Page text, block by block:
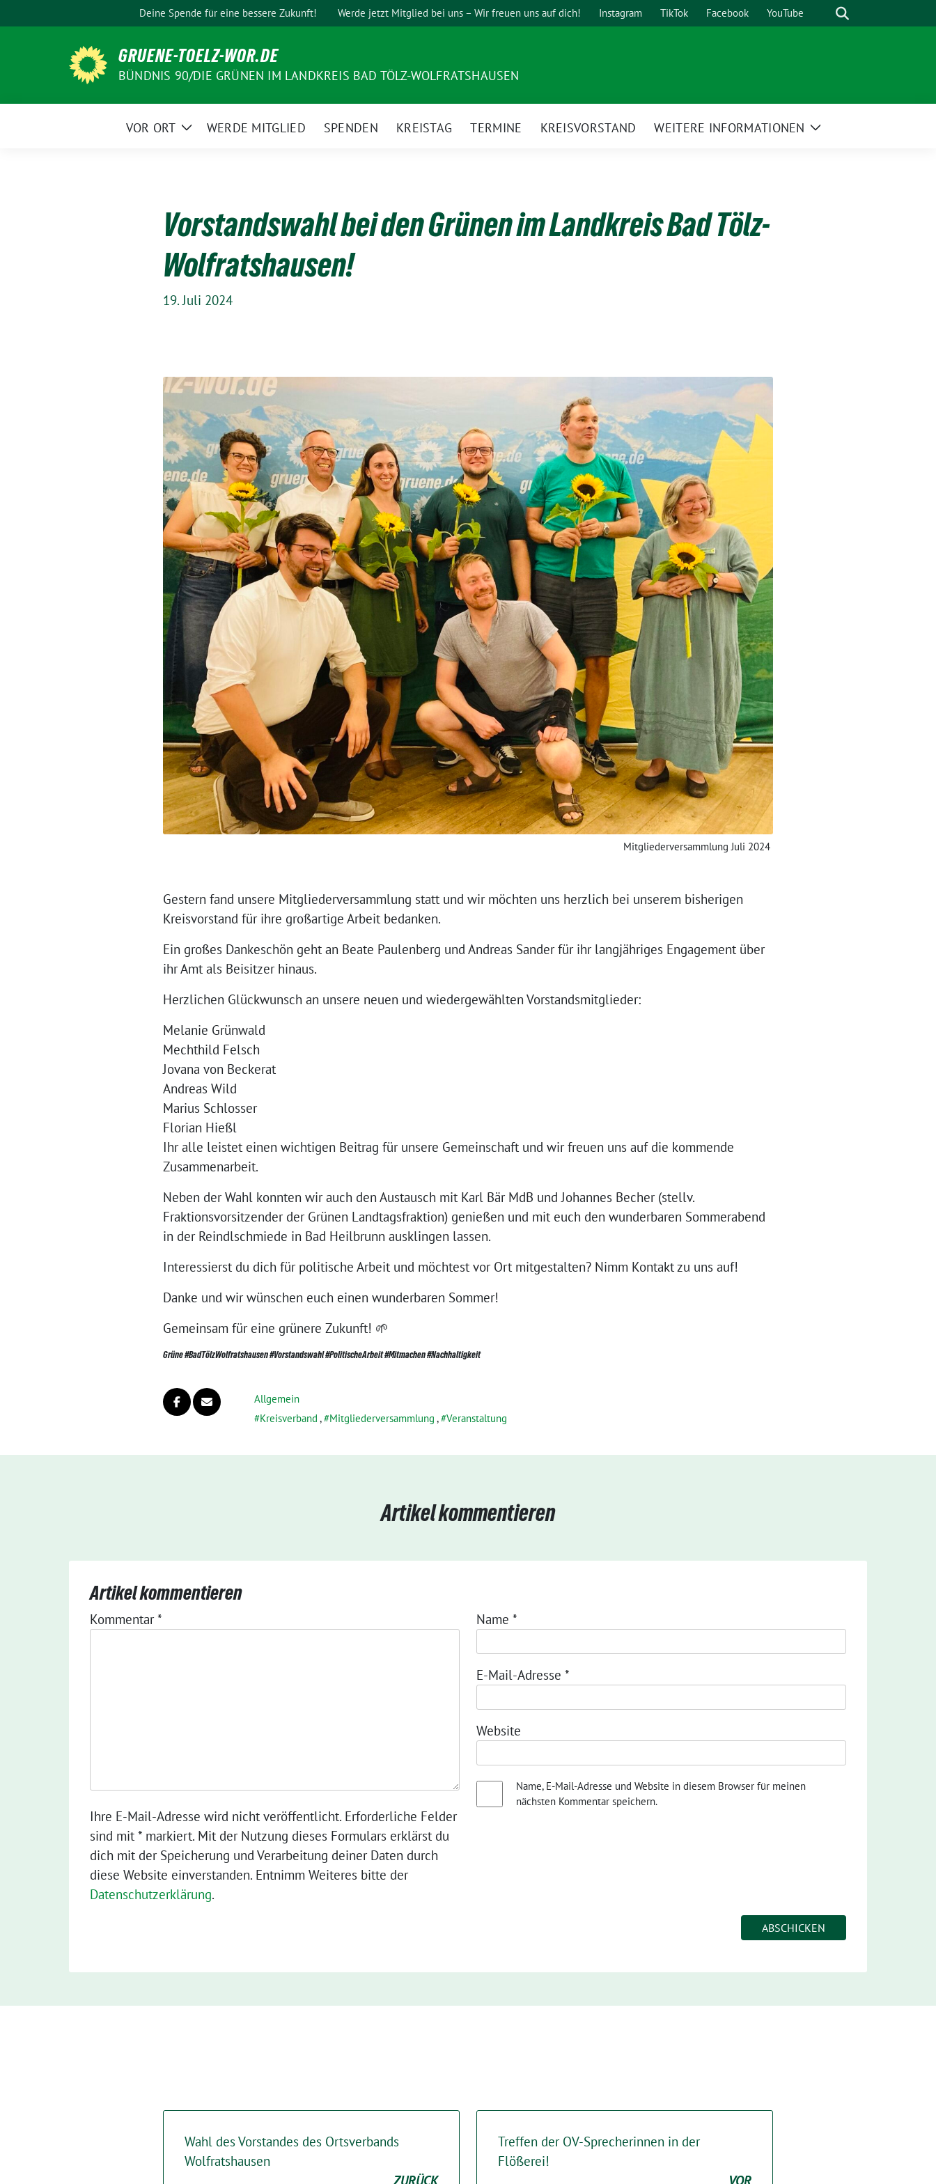
zum
Deine Spende für eine bessere Zukunft! Werde jetzt Mitglied bei uns – Wir freuen uns auf dich! Instagram TikTok Facebook YouTube Suche
GRUENE-TOELZ-WOR.DE
BÜNDNIS 90/DIE GRÜNEN IM LANDKREIS BAD TÖLZ-WOLFRATSHAUSEN
VOR ORT
ZeigeWERDE MITGLIED SPENDEN KREISTAG TERMINE KREISVORSTAND WEITERE INFORMATIONEN
Zeige
Vorstandswahl bei den Grünen im Landkreis Bad Tölz-
Wolfratshausen!
19. Juli 2024
Mitgliederversammlung Juli 2024
Gestern fand unsere Mitgliederversammlung statt und wir möchten uns herzlich bei unserem bisherigen
Kreisvorstand für ihre großartige Arbeit bedanken.
Ein großes Dankeschön geht an Beate Paulenberg und Andreas Sander für ihr langjähriges Engagement über
ihr Amt als Beisitzer hinaus.
Herzlichen Glückwunsch an unsere neuen und wiedergewählten Vorstandsmitglieder:
Melanie Grünwald
Mechthild Felsch
Jovana von Beckerat
Andreas Wild
Marius Schlosser
Florian Hießl
Ihr alle leistet einen wichtigen Beitrag für unsere Gemeinschaft und wir freuen uns auf die kommende
Zusammenarbeit.
Neben der Wahl konnten wir auch den Austausch mit Karl Bär MdB und Johannes Becher (stellv.
Fraktionsvorsitzender der Grünen Landtagsfraktion) genießen und mit euch den wunderbaren Sommerabend
in der Reindlschmiede in Bad Heilbrunn ausklingen lassen.
Interessierst du dich für politische Arbeit und möchtest vor Ort mitgestalten? Nimm Kontakt zu uns auf!
Danke und wir wünschen euch einen wunderbaren Sommer!
Gemeinsam für eine grünere Zukunft! 🌱
Grüne #BadTölzWolfratshausen #Vorstandswahl #PolitischeArbeit #Mitmachen #Nachhaltigkeit
Allgemein
Kreisverband , Mitgliederversammlung , Veranstaltung
Artikel kommentieren
Artikel kommentieren
Kommentar*
Ihre E-Mail-Adresse wird nicht veröffentlicht. Erforderliche Felder
sind mit * markiert. Mit der Nutzung dieses Formulars erklärst du
dich mit der Speicherung und Verarbeitung deiner Daten durch
diese Website einverstanden. Entnimm Weiteres bitte der
Datenschutzerklärung.
Name *
E-Mail-Adresse *
Website
Name, E-Mail-Adresse und Website in diesem Browser für meinen
nächsten Kommentar speichern.
Wahl des Vorstandes des Ortsverbands
Wolfratshausen
Treffen der OV-Sprecherinnen in der
Flößerei!